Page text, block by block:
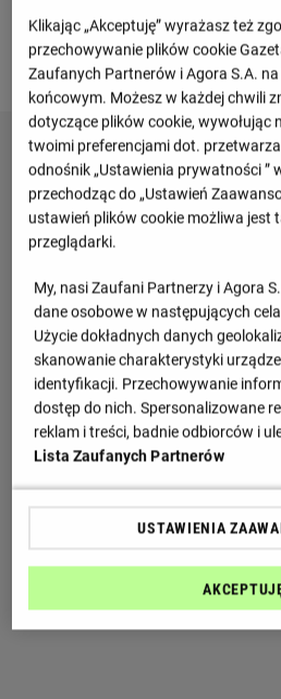
Klubowe mecze towarzyskie
Sobota 05.07.2025, godzina
Klikając „Akceptuję” wyrażasz też
przechowywanie plików cookie
Zaufanych Partnerów i Agora S.A.
końcowym. Możesz w każdej chwili
dotyczące plików cookie, wywołując
twoimi preferencjami dot.
odnośnik „Ustawienia prywatności ”
przechodząc do „Ustawień
ustawień plików cookie możliwa jest
przeglądarki.
My, nasi Zaufani Partnerzy i Agora
dane osobowe w następujących
Użycie dokładnych danych
skanowanie charakterystyki
identyfikacji. Przechowywanie
dostęp do nich. Spersonalizowane
reklam i treści, badnie
Lista Zaufanych Partnerów
USTAWIENIA